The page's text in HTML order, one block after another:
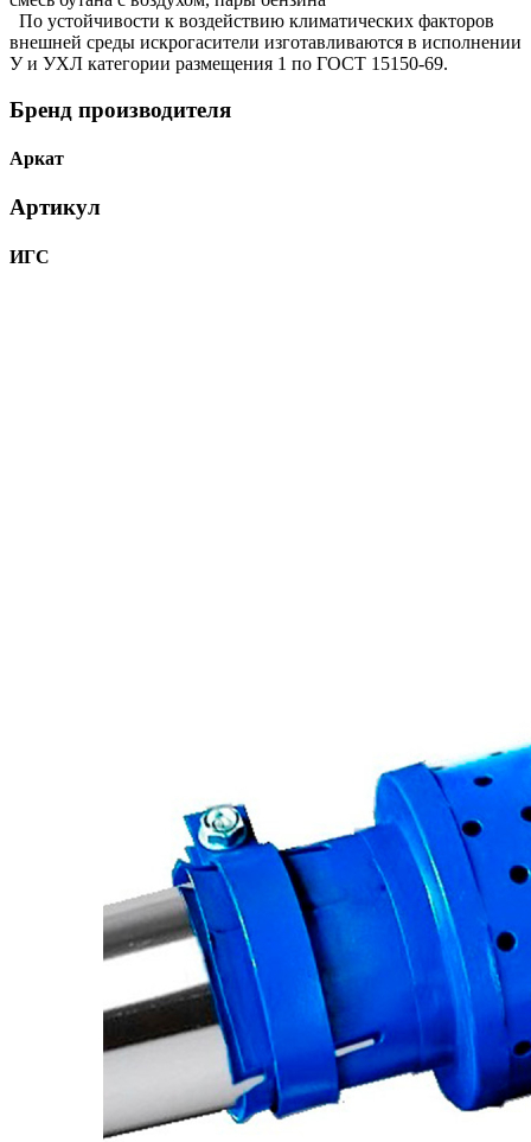
По устойчивости к воздействию климатических факторов
внешней среды искрогасители изготавливаются в исполнении
У и УХЛ категории размещения 1 по ГОСТ 15150-69.
Бренд производителя
Аркат
Артикул
ИГС